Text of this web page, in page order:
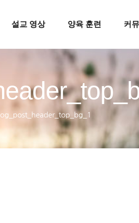
설교 영상 양육 훈련 커